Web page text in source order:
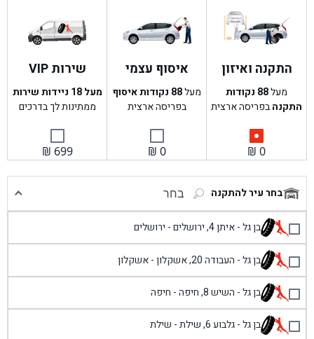
התקנה ואיזון
מעל88 נקודות
התקנהבפריסה ארצית
₪ 0
איסוף עצמי
מעל88 נקודות איסוף
בפריסה ארצית
₪ 0
שירות VIP
מעל 18 ניידות שירות
ממתינות לך בדרכים
₪ 699
בחר עיר להתקנה בחר
בן גל - איתן 4, ירושלים - ירושלים
בן גל - העבודה 20, אשקלון - אשקלון
בן גל - השיש 8, חיפה - חיפה
בן גל - גלבוע 6, שילת - שילת